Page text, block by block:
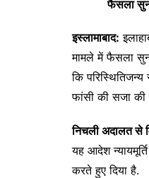
फैसला
इस्लामाबाद:
मामले में फैसला
कि
फांसी की सजा की
निचली अदालत से
यह आदेश
करते हुए दिया है.